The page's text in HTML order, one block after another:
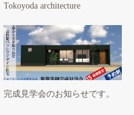
Tokoyoda architecture
完成見学会のお知らせです。